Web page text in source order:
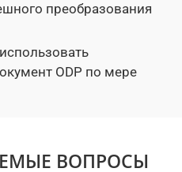
преобразования
ODP по мере
ВОПРОСЫ